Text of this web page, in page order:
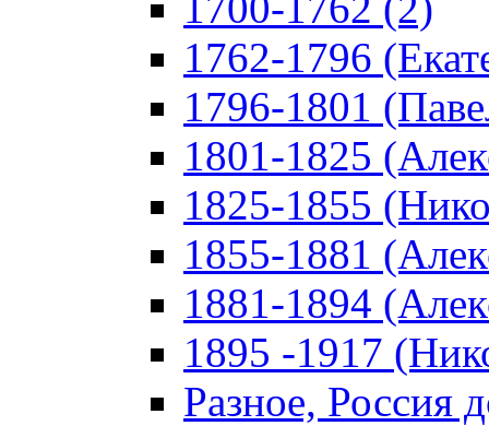
1762-1796
1796-1801
1801-1825
1825-1855
1855-1881
1881-1894
1895 -1917
Разное, Россия